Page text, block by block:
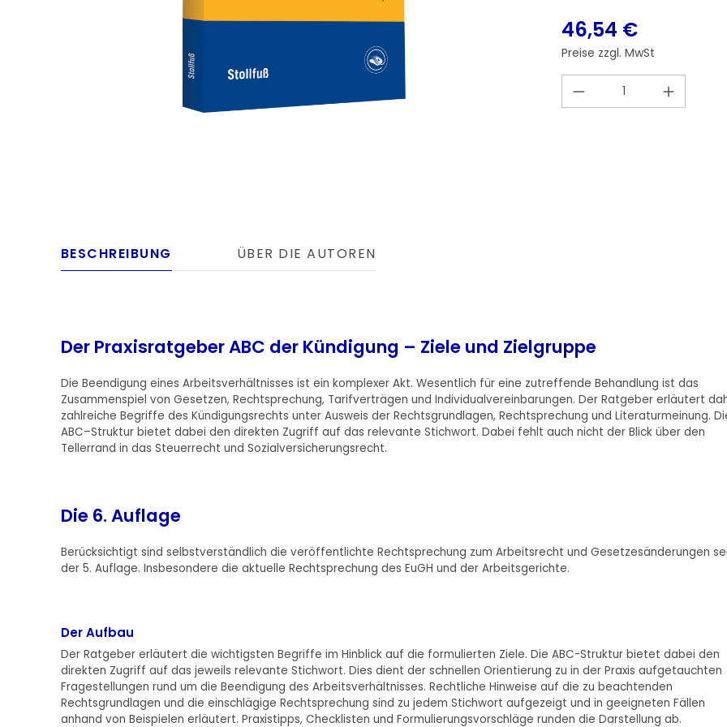
46,54 €
Preise zzgl. MwSt
Produkt
BESCHREIBUNG ÜBER DIE AUTOREN
Der Praxisratgeber ABC der Kündigung – Ziele und Zielgruppe
Die Beendigung eines Arbeitsverhältnisses ist ein komplexer Akt. Wesentlich für eine zutreffende Behandlung ist das
Zusammenspiel von Gesetzen, Rechtsprechung, Tarifverträgen und Individualvereinbarungen. Der Ratgeber erläutert
zahlreiche Begriffe des Kündigungsrechts unter Ausweis der Rechtsgrundlagen, Rechtsprechung und Literaturmeinung.
ABC–Struktur bietet dabei den direkten Zugriff auf das relevante Stichwort. Dabei fehlt auch nicht der Blick über den
Tellerrand in das Steuerrecht und Sozialversicherungsrecht.
Die 6. Auflage
Berücksichtigt sind selbstverständlich die veröffentlichte Rechtsprechung zum Arbeitsrecht und Gesetzesänderungen
der 5. Auflage. Insbesondere die aktuelle Rechtsprechung des EuGH und der Arbeitsgerichte.
Der Aufbau
Der Ratgeber erläutert die wichtigsten Begriffe im Hinblick auf die formulierten Ziele. Die ABC-Struktur bietet dabei den
direkten Zugriff auf das jeweils relevante Stichwort. Dies dient der schnellen Orientierung zu in der Praxis aufgetauchten
Fragestellungen rund um die Beendigung des Arbeitsverhältnisses. Rechtliche Hinweise auf die zu beachtenden
Rechtsgrundlagen und die einschlägige Rechtsprechung sind zu jedem Stichwort aufgezeigt und in geeigneten Fällen
anhand von Beispielen erläutert. Praxistipps, Checklisten und Formulierungsvorschläge runden die Darstellung ab.